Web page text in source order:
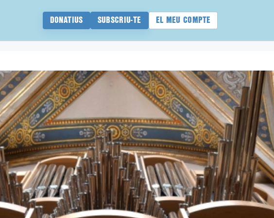
DONATIUS SUBSCRIU-TE EL MEU COMPTE